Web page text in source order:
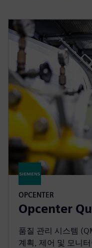
OPCENTER
Opcenter
품질 관리 시스템
계획, 제어 및 모니